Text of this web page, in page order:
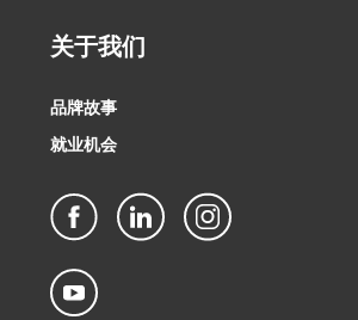
关于我们
品牌故事
就业机会